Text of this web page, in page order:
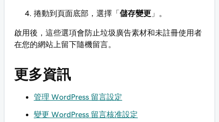
捲動到頁面底部，選擇「 儲存變更 」。
啟用後，這些選項會防止垃圾廣告素材和未註冊使用者
在您的網站上留下隨機留言。
更多資訊
管理 WordPress 留言設定
變更 WordPress 留言核准設定